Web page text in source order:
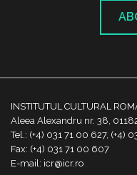
INSTITUTUL CULTURAL
Aleea Alexandru nr. 38,
Tel.: (+4) 031 71 00 627, (+4)
Fax: (+4) 031 71 00 607
E-mail: icr@icr.ro